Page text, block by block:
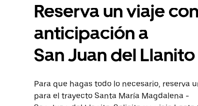
Reserva un viaje con
anticipación a
San Juan del Llanito
Para que hagas todo lo necesario, reserva
para el trayecto Santa María Magdalena -